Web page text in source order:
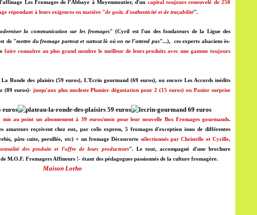
Les Fromages de l’Abbaye à Moyenmoutier, d'un capital toujours renouvelé de 250
répondant à leurs exigences en matière "de goût, d'authenticité et de traçabilité".
la communication sur les fromages" (Cyril est l'un des fondateurs de la Ligue des
de "mettre du fromage partout et surtout là où on ne l’attend pas"...),
ces experts alsaciens ès-
faire connaître au plus grand nombre le meilleur de leurs produits avec une gamme toujours
La Ronde des plaisirs (59 euros), L'Ecrin gourmand (69 euros), ou encore Les Accords inédits
(89 euros)- jusqu'aux plus modeste Plumier dégustation pour 2 (15 euros) ou Panier surprise
au point un abonnement à 39 euros/mois pour leur nouvelle Box Fromages gourmands.
amateurs reçoivent chez eux, par colis express, 5 fromages d'exception issus de différentes
pâte cuite, persillée, etc) + un fromage Découverte sélectionnés par Christelle et Cyrille,
des produits et l'offre de leurs producteurs". Le tout, accompagné d'une brochure
M.O.F. Fromagers Affineurs !- étant des pédagogues passionnés de la culture fromagère.
Maison Lorho